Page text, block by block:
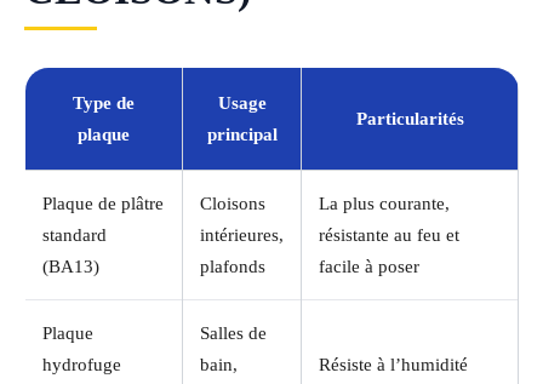
Type de
plaque
Usage
principal
Particularités
Plaque de plâtre
standard
(BA13)
Cloisons
intérieures,
plafonds
La plus courante,
résistante au feu et
facile à poser
Plaque
hydrofuge
Salles de
bain,
Résiste à l’humidité